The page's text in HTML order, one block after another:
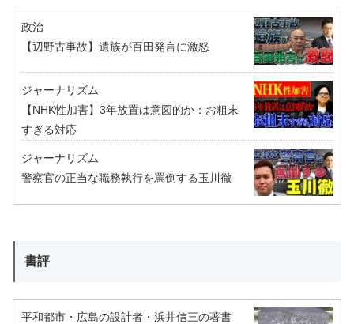
政治
【辺野古事故】遺族が百田発言に激怒
ジャーナリズム
【NHK性加害】3年放置は意図的か：お粗末
すぎる対応
ジャーナリズム
警察官の正当な職務執行を罵倒する玉川徹
書評
平和都市・広島の設計者・浜井信三の著書